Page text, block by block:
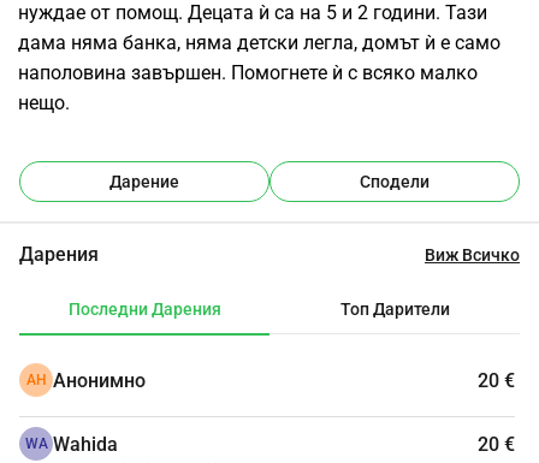
нуждае от помощ. Децата ѝ са на 5 и 2 години. Тази
дама няма банка, няма детски легла, домът ѝ е само
наполовина завършен. Помогнете ѝ с всяко малко
нещо.
Дарение Сподели
Дарения Виж Всичко
Последни Дарения Топ Дарители
АН Анонимно 20 €
WA Wahida 20 €